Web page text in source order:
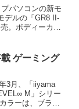
パソコンの新モ
デルの「GR8 II-
。ボディーカ
ゲーミング
3月、「iiyama
M」シリー
ラーは、ブラッ